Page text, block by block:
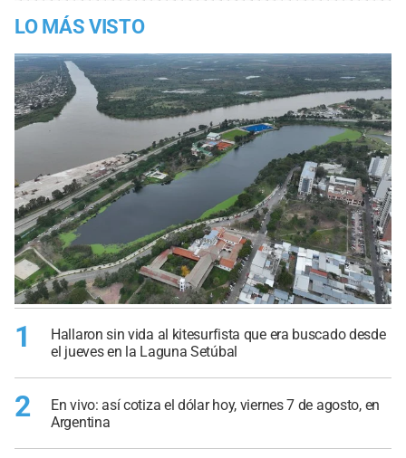
LO MÁS VISTO
1
Hallaron sin vida al kitesurfista que era buscado desde
el jueves en la Laguna Setúbal
2
En vivo: así cotiza el dólar hoy, viernes 7 de agosto, en
Argentina